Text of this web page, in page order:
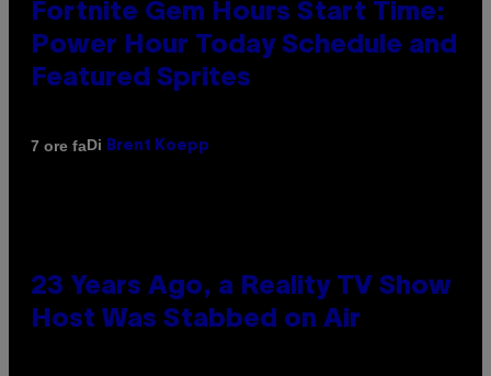
Fortnite Gem Hours Start Time:
Power Hour Today Schedule and
Featured Sprites
7 ore faDi Brent Koepp
23 Years Ago, a Reality TV Show
Host Was Stabbed on Air